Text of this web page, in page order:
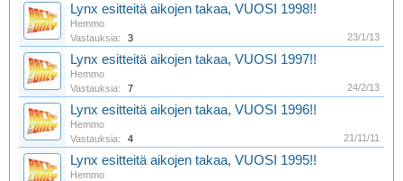
Lynx esitteitä aikojen takaa, VUOSI 1998!!
Hemmo
Vastauksia:
3 23/1/13
Lynx esitteitä aikojen takaa, VUOSI 1997!!
Hemmo
Vastauksia:
7 24/2/13
Lynx esitteitä aikojen takaa, VUOSI 1996!!
Hemmo
Vastauksia:
4 21/11/11
Lynx esitteitä aikojen takaa, VUOSI 1995!!
Hemmo